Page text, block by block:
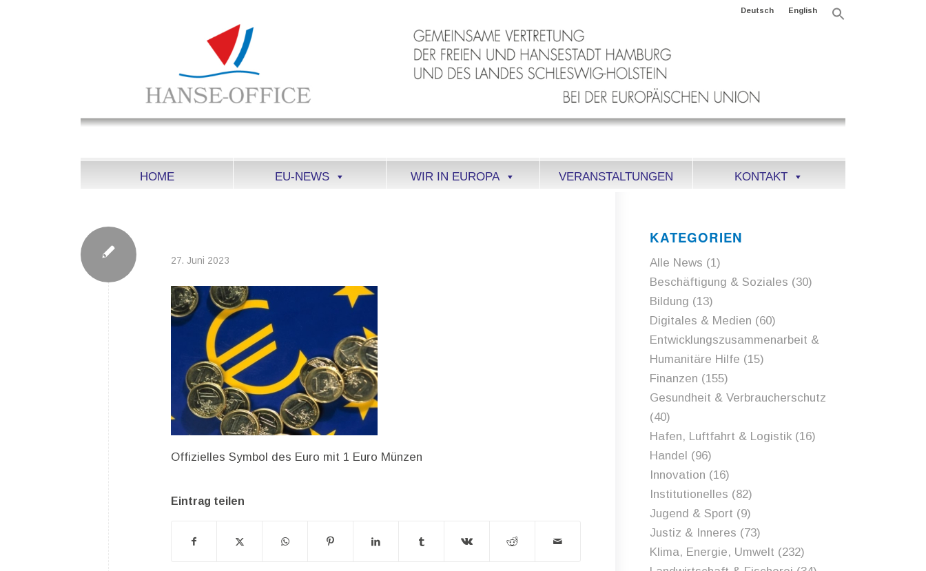
Deutsch English
HOME EU-NEWS WIR IN EUROPA VERANSTALTUNGEN KONTAKT
27. Juni 2023
Offizielles Symbol des Euro mit 1 Euro Münzen
Eintrag teilen
KATEGORIEN
Alle News (1)
Beschäftigung & Soziales (30)
Bildung (13)
Digitales & Medien (60)
Entwicklungszusammenarbeit &
Humanitäre Hilfe (15)
Finanzen (155)
Gesundheit & Verbraucherschutz
(40)
Hafen, Luftfahrt & Logistik(16)
Handel (96)
Innovation (16)
Institutionelles (82)
Jugend & Sport (9)
Justiz & Inneres (73)
Klima, Energie, Umwelt (232)